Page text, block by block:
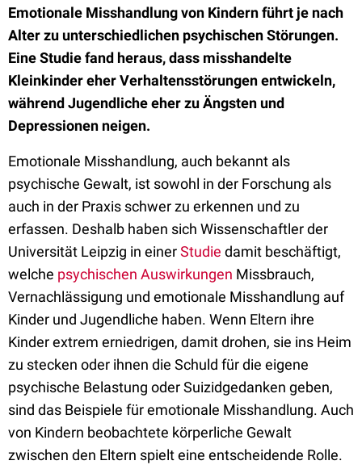
Emotionale Misshandlung von Kindern führt je nach
Alter zu unterschiedlichen psychischen Störungen.
Eine Studie fand heraus, dass misshandelte
Kleinkinder eher Verhaltensstörungen entwickeln,
während Jugendliche eher zu Ängsten und
Depressionen neigen.
Emotionale Misshandlung, auch bekannt als
psychische Gewalt, ist sowohl in der Forschung als
auch in der Praxis schwer zu erkennen und zu
erfassen. Deshalb haben sich Wissenschaftler der
Universität Leipzig in einerStudie damit beschäftigt,
welche psychischen Auswirkungen Missbrauch,
Vernachlässigung und emotionale Misshandlung auf
Kinder und Jugendliche haben. Wenn Eltern ihre
Kinder extrem erniedrigen, damit drohen, sie ins Heim
zu stecken oder ihnen die Schuld für die eigene
psychische Belastung oder Suizidgedanken geben,
sind das Beispiele für emotionale Misshandlung. Auch
von Kindern beobachtete körperliche Gewalt
zwischen den Eltern spielt eine entscheidende Rolle.